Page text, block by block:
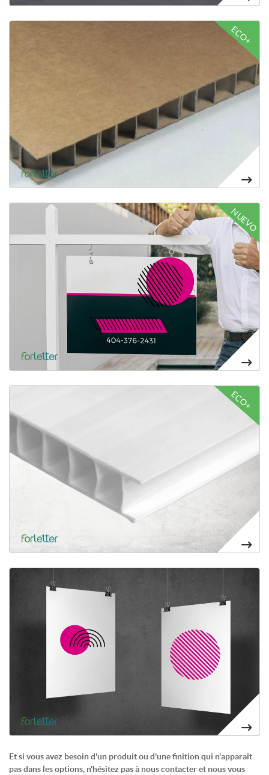
ECO+
NUEVO
Voir plus Polipropileno alveolar ECO núcleo negro
ECO+
Panel rígido ecológico de gran resistencia
Voir plus Cartón pluma - foam a medida
Et si vous avez besoin d'un produit ou d'une finition qui n'apparaît
pas dans les options, n'hésitez pas à nous contacter et nous vous